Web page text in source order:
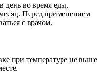
день во время еды.
Перед применением
с врачом.
при температуре не выше